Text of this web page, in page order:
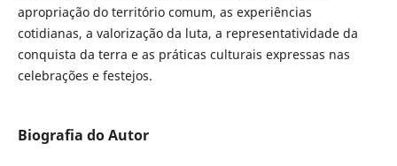
apropriação do território comum, as experiências
cotidianas, a valorização da luta, a representatividade da
conquista da terra e as práticas culturais expressas nas
celebrações e festejos.
Biografia do Autor